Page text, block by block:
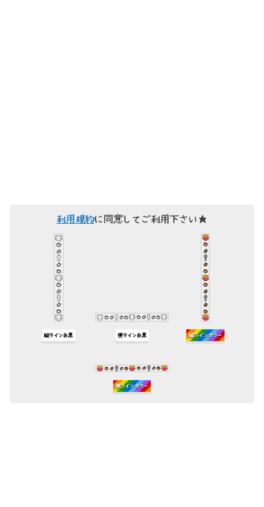
利用規約に同意してご利用下さい★
縦ライン白黒 横ライン白黒 縦ラインカラー
横ラインカラー